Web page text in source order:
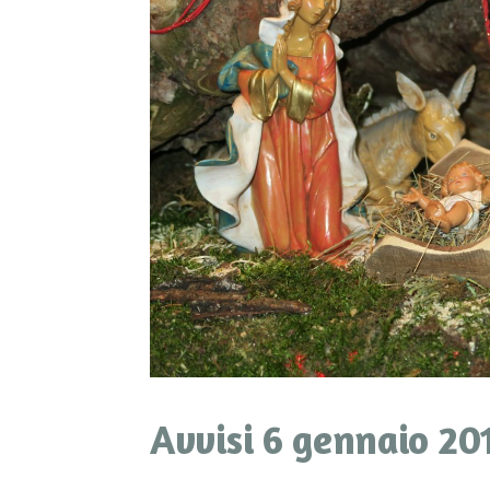
Avvisi 6 gennaio